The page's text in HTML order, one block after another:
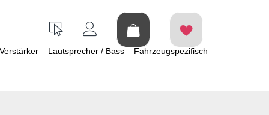
Verstärker Lautsprecher / Bass Fahrzeugspezifisch